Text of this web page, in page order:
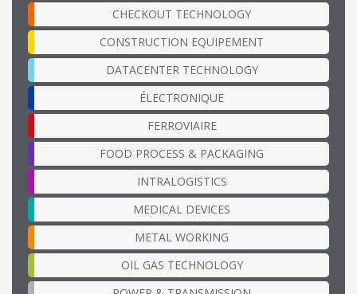
CHECKOUT TECHNOLOGY
CONSTRUCTION EQUIPEMENT
DATACENTER TECHNOLOGY
ÉLECTRONIQUE
FERROVIAIRE
FOOD PROCESS & PACKAGING
INTRALOGISTICS
MEDICAL DEVICES
METAL WORKING
OIL GAS TECHNOLOGY